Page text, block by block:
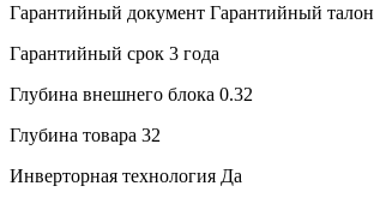
Гарантийный документ Гарантийный талон
Гарантийный срок 3 года
Глубина внешнего блока 0.32
Глубина товара 32
Инверторная технология Да